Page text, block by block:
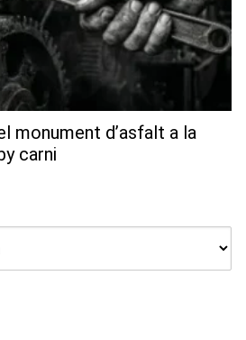
monument d’asfalt a la
carni